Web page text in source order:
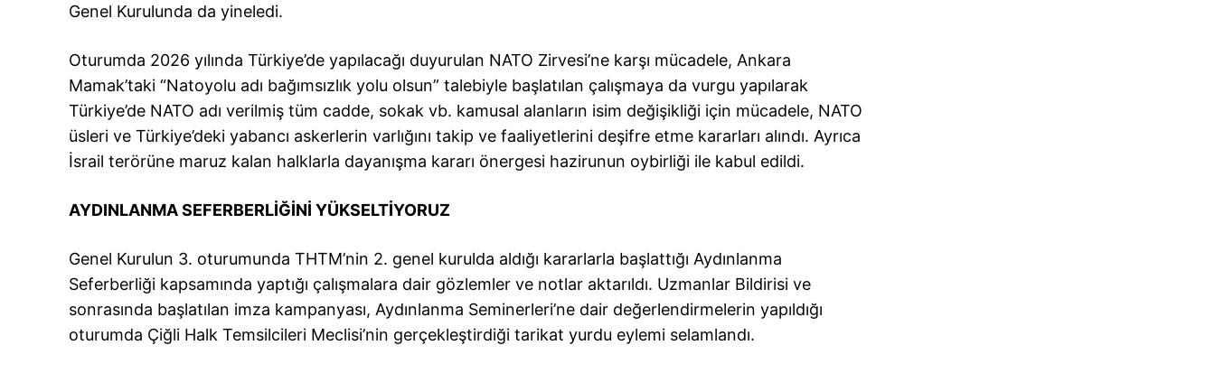
Genel Kurulunda da yineledi.
Oturumda 2026 yılında Türkiye’de yapılacağı duyurulan NATO Zirvesi’ne karşı mücadele, Ankara
Mamak’taki “Natoyolu adı bağımsızlık yolu olsun” talebiyle başlatılan çalışmaya da vurgu yapılarak
Türkiye’de NATO adı verilmiş tüm cadde, sokak vb. kamusal alanların isim değişikliği için mücadele, NATO
üsleri ve Türkiye’deki yabancı askerlerin varlığını takip ve faaliyetlerini deşifre etme kararları alındı. Ayrıca
İsrail terörüne maruz kalan halklarla dayanışma kararı önergesi hazirunun oybirliği ile kabul edildi.
AYDINLANMA SEFERBERLİĞİNİ YÜKSELTİYORUZ
Genel Kurulun 3. oturumunda THTM’nin 2. genel kurulda aldığı kararlarla başlattığı Aydınlanma
Seferberliği kapsamında yaptığı çalışmalara dair gözlemler ve notlar aktarıldı. Uzmanlar Bildirisi ve
sonrasında başlatılan imza kampanyası, Aydınlanma Seminerleri’ne dair değerlendirmelerin yapıldığı
oturumda Çiğli Halk Temsilcileri Meclisi’nin gerçekleştirdiği tarikat yurdu eylemi selamlandı.